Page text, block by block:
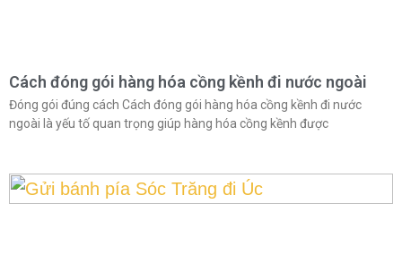
Cách đóng gói hàng hóa cồng kềnh đi nước ngoài
Đóng gói đúng cách Cách đóng gói hàng hóa cồng kềnh đi nước
ngoài là yếu tố quan trọng giúp hàng hóa cồng kềnh được